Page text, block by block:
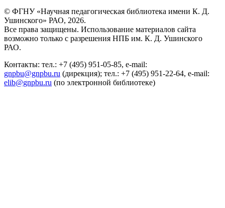
© ФГНУ «Научная педагогическая библиотека имени К. Д.
Ушинского» РАО, 2026.
Все права защищены. Использование материалов сайта
возможно только с разрешения НПБ им. К. Д. Ушинского
РАО.
Контакты: тел.: +7 (495) 951-05-85, e-mail:
gnpbu@gnpbu.ru (дирекция); тел.: +7 (495) 951-22-64, e-mail:
elib@gnpbu.ru (по электронной библиотеке)